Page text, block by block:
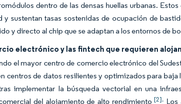
dentro de las densas huellas urbanas.
y sustentan tasas sostenidas de ocupación de
y directo al chip que se adaptan a los entornos de
electrónico y las fintech que requieren
el mayor centro de comercio electrónico del
centros de datos resilientes y optimizados para
implementar la búsqueda vectorial en una
del alojamiento de alto rendimiento[2]. Los